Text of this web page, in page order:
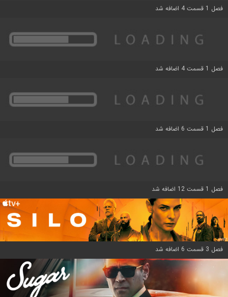
فصل 1 قسمت 4 اضافه شد
فصل 1 قسمت 4 اضافه شد
فصل 1 قسمت 6 اضافه شد
فصل 1 قسمت 12 اضافه شد
فصل 3 قسمت 6 اضافه شد